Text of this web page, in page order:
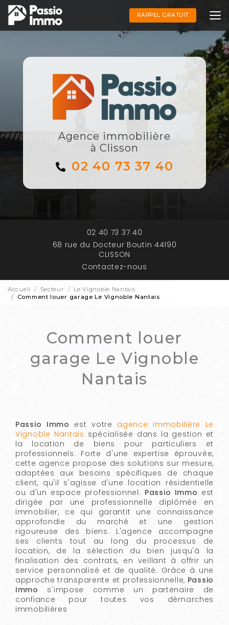
Aller
au
contenu
principal
RAPPEL GRATUIT
Agence immobilière
à Clisson
02 40 73 37 40
02 40 73 37 40
68 rue du Docteur Boutin 44190
CLISSON
Contactez-nous
Accueil Secteur
Le Vignoble Nantais
Comment louer garage Le Vignoble Nantais
Comment louer
garage Le Vignoble
Nantais
Passio Immo est votre agence immobilière Le
Vignoble Nantais spécialisée dans la gestion et
la location de biens pour particuliers et
professionnels. Forte d'une expertise éprouvée,
cette agence propose des solutions sur mesure,
adaptées aux besoins spécifiques de chaque
client, qu'il s'agisse d'une location résidentielle
ou d'un espace professionnel. Passio Immo est
dirigée par une professionnelle diplômée en
immobilier, ce qui garantit une connaissance
approfondie du marché et une gestion
rigoureuse des biens. L'agence accompagne
ses clients tout au long du processus de
location, de la sélection du bien jusqu'à la
finalisation des contrats, en veillant à offrir un
service personnalisé et de qualité. Grâce à une
approche transparente et professionnelle, Passio
Immo s'impose comme un partenaire de
confiance pour toutes vos démarches
immobilières